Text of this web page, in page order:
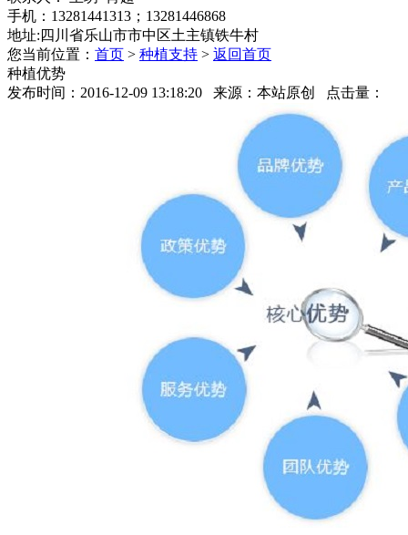
手机：13281441313；13281446868
地址:四川省乐山市市中区土主镇铁牛村
您当前位置： 首页 > 种植支持 > 返回首页
种植优势
发布时间：2016-12-09 13:18:20 来源：本站原创 点击量：